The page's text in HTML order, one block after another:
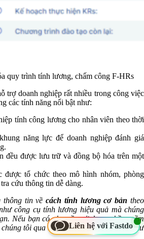
quy trình tính lương, chấm công F-HRs
trợ doanh nghiệp rất nhiều trong công việc
các tính năng nổi bật như:
tính công lương cho nhân viên theo thời
năng lực để doanh nghiệp đánh giá
đều được lưu trữ và đồng bộ hóa trên một
được tổ chức theo mô hình nhóm, phòng
cứu thông tin dễ dàng.
thông tin vềcách tính lương cơ bản theo
công cụ tính lương hiệu quả mà chúng
Nếu bạn có nhu cầu sử dụng phần mềm
tôi qua thông tin dưới đây để được tư
Liên hệ với Fastdo